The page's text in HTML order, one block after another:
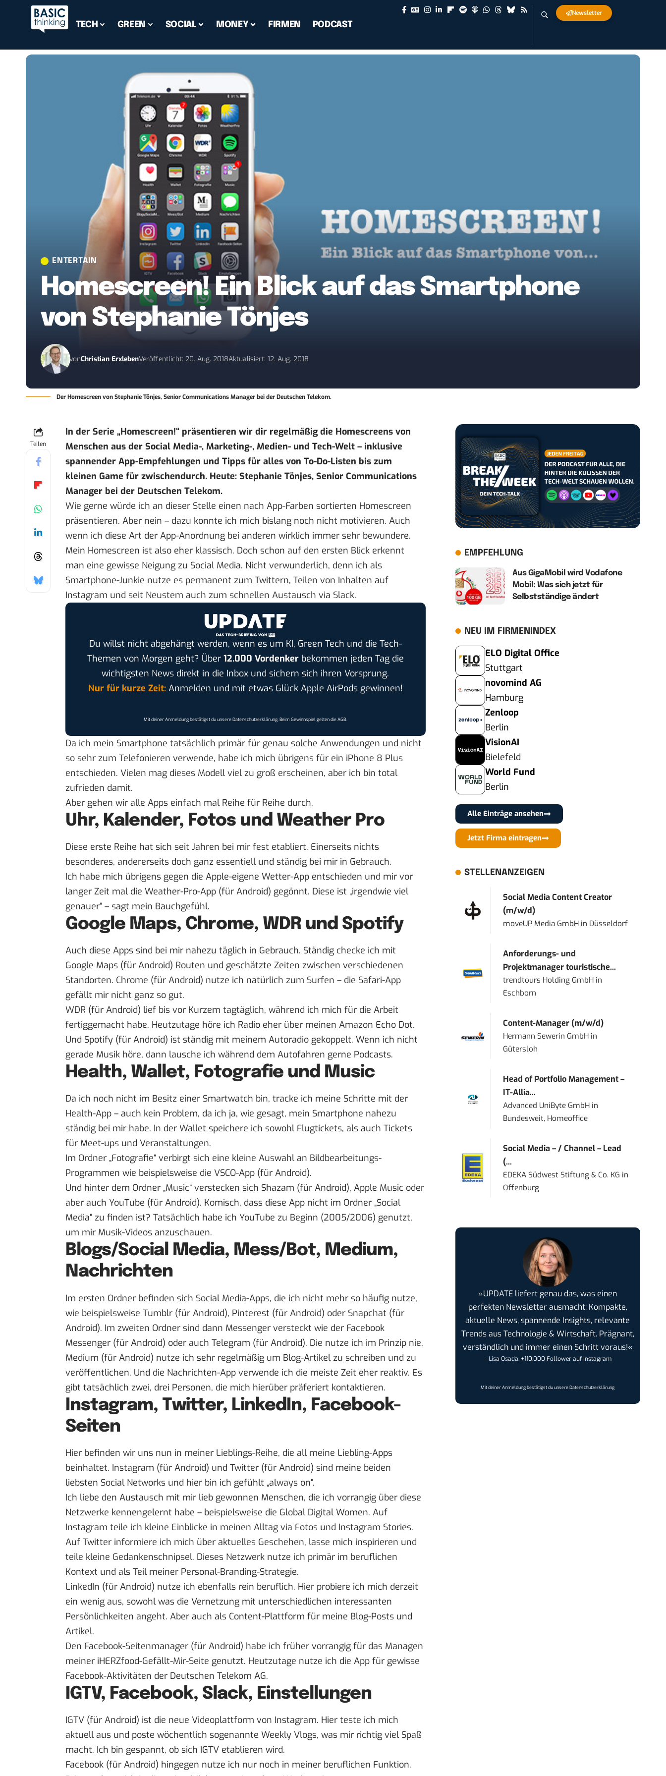
TECH GREEN SOCIAL MONEY FIRMEN PODCAST
Newsletter
ENTERTAIN
Homescreen! Ein Blick auf das Smartphone
von Stephanie Tönjes
vonChristian ErxlebenVeröffentlicht: 20. Aug. 2018Aktualisiert: 12. Aug. 2018
Der Homescreen von Stephanie Tönjes, Senior Communications Manager bei der Deutschen Telekom.
Teilen
In der Serie „Homescreen!“ präsentieren wir dir regelmäßig die Homescreens von
Menschen aus der Social Media-, Marketing-, Medien- und Tech-Welt – inklusive
spannender App-Empfehlungen und Tipps für alles von To-Do-Listen bis zum
kleinen Game für zwischendurch. Heute: Stephanie Tönjes, Senior Communications
Manager bei der Deutschen Telekom.
Wie gerne würde ich an dieser Stelle einen nach App-Farben sortierten Homescreen
präsentieren. Aber nein – dazu konnte ich mich bislang noch nicht motivieren. Auch
wenn ich diese Art der App-Anordnung bei anderen wirklich immer sehr bewundere.
Mein Homescreen ist also eher klassisch. Doch schon auf den ersten Blick erkennt
man eine gewisse Neigung zu Social Media. Nicht verwunderlich, denn ich als
Smartphone-Junkie nutze es permanent zum Twittern, Teilen von Inhalten auf
Instagram und seit Neustem auch zum schnellen Austausch via Slack.
Du willst nicht abgehängt werden, wenn es um KI, Green Tech und die Tech-
Themen von Morgen geht? Über 12.000 Vordenkerbekommen jeden Tag die
wichtigsten News direkt in die Inbox und sichern sich ihren Vorsprung.
Nur für kurze Zeit:Anmelden und mit etwas Glück Apple AirPods gewinnen!
Mit deiner Anmeldung bestätigst du unsereDatenschutzerklärung. Beim Gewinnspiel gelten dieAGB.
Da ich mein Smartphone tatsächlich primär für genau solche Anwendungen und nicht
so sehr zum Telefonieren verwende, habe ich mich übrigens für ein iPhone 8 Plus
entschieden. Vielen mag dieses Modell viel zu groß erscheinen, aber ich bin total
zufrieden damit.
Aber gehen wir alle Apps einfach mal Reihe für Reihe durch.
Uhr, Kalender, Fotos und Weather Pro
Diese erste Reihe hat sich seit Jahren bei mir fest etabliert. Einerseits nichts
besonderes, andererseits doch ganz essentiell und ständig bei mir in Gebrauch.
Ich habe mich übrigens gegen die Apple-eigene Wetter-App entschieden und mir vor
langer Zeit mal die Weather-Pro-App (für Android) gegönnt. Diese ist „irgendwie viel
genauer“ – sagt mein Bauchgefühl.
Google Maps, Chrome, WDR und Spotify
Auch diese Apps sind bei mir nahezu täglich in Gebrauch. Ständig checke ich mit
Google Maps (für Android) Routen und geschätzte Zeiten zwischen verschiedenen
Standorten. Chrome (für Android) nutze ich natürlich zum Surfen – die Safari-App
gefällt mir nicht ganz so gut.
WDR (für Android) lief bis vor Kurzem tagtäglich, während ich mich für die Arbeit
fertiggemacht habe. Heutzutage höre ich Radio eher über meinen Amazon Echo Dot.
Und Spotify (für Android) ist ständig mit meinem Autoradio gekoppelt. Wenn ich nicht
gerade Musik höre, dann lausche ich während dem Autofahren gerne Podcasts.
Health, Wallet, Fotografie und Music
Da ich noch nicht im Besitz einer Smartwatch bin, tracke ich meine Schritte mit der
Health-App – auch kein Problem, da ich ja, wie gesagt, mein Smartphone nahezu
ständig bei mir habe. In der Wallet speichere ich sowohl Flugtickets, als auch Tickets
für Meet-ups und Veranstaltungen.
Im Ordner „Fotografie“ verbirgt sich eine kleine Auswahl an Bildbearbeitungs-
Programmen wie beispielsweise die VSCO-App (für Android).
Und hinter dem Ordner „Music“ verstecken sich Shazam (für Android), Apple Music oder
aber auch YouTube (für Android). Komisch, dass diese App nicht im Ordner „Social
Media“ zu finden ist? Tatsächlich habe ich YouTube zu Beginn (2005/2006) genutzt,
um mir Musik-Videos anzuschauen.
Blogs/Social Media, Mess/Bot, Medium,
Nachrichten
Im ersten Ordner befinden sich Social Media-Apps, die ich nicht mehr so häufig nutze,
wie beispielsweise Tumblr (für Android), Pinterest (für Android) oder Snapchat (für
Android). Im zweiten Ordner sind dann Messenger versteckt wie der Facebook
Messenger (für Android) oder auch Telegram (für Android). Die nutze ich im Prinzip nie.
Medium (für Android) nutze ich sehr regelmäßig um Blog-Artikel zu schreiben und zu
veröffentlichen. Und die Nachrichten-App verwende ich die meiste Zeit eher reaktiv. Es
gibt tatsächlich zwei, drei Personen, die mich hierüber präferiert kontaktieren.
Instagram, Twitter, LinkedIn, Facebook-
Seiten
Hier befinden wir uns nun in meiner Lieblings-Reihe, die all meine Liebling-Apps
beinhaltet. Instagram (für Android) und Twitter (für Android) sind meine beiden
liebsten Social Networks und hier bin ich gefühlt „always on“.
Ich liebe den Austausch mit mir lieb gewonnen Menschen, die ich vorrangig über diese
Netzwerke kennengelernt habe – beispielsweise die Global Digital Women. Auf
Instagram teile ich kleine Einblicke in meinen Alltag via Fotos und Instagram Stories.
Auf Twitter informiere ich mich über aktuelles Geschehen, lasse mich inspirieren und
teile kleine Gedankenschnipsel. Dieses Netzwerk nutze ich primär im beruflichen
Kontext und als Teil meiner Personal-Branding-Strategie.
LinkedIn (für Android) nutze ich ebenfalls rein beruflich. Hier probiere ich mich derzeit
ein wenig aus, sowohl was die Vernetzung mit unterschiedlichen interessanten
Persönlichkeiten angeht. Aber auch als Content-Plattform für meine Blog-Posts und
Artikel.
Den Facebook-Seitenmanager (für Android) habe ich früher vorrangig für das Managen
meiner iHERZfood-Gefällt-Mir-Seite genutzt. Heutzutage nutze ich die App für gewisse
Facebook-Aktivitäten der Deutschen Telekom AG.
IGTV, Facebook, Slack, Einstellungen
IGTV (für Android) ist die neue Videoplattform von Instagram. Hier teste ich mich
aktuell aus und poste wöchentlich sogenannte Weekly Vlogs, was mir richtig viel Spaß
macht. Ich bin gespannt, ob sich IGTV etablieren wird.
Facebook (für Android) hingegen nutze ich nur noch in meiner beruflichen Funktion.
EMPFEHLUNG
Aus GigaMobil wird Vodafone
Mobil: Was sich jetzt für
Selbstständige ändert
NEU IM FIRMENINDEX
ELO Digital Office
Stuttgart
novomind AG
Hamburg
Zenloop
Berlin
VisionAI
Bielefeld
World Fund
Berlin
Alle Einträge ansehen
Jetzt Firma eintragen
STELLENANZEIGEN
Social Media Content Creator
(m/w/d)
moveUP Media GmbH in Düsseldorf
Anforderungs- und
Projektmanager touristische...
trendtours Holding GmbH in
Eschborn
Content-Manager (m/w/d)
Hermann Sewerin GmbH in
Gütersloh
Head of Portfolio Management –
IT-Allia...
Advanced UniByte GmbH in
Bundesweit, Homeoffice
Social Media – / Channel – Lead
(...
EDEKA Südwest Stiftung & Co. KG in
Offenburg
»UPDATE liefert genau das, was einen
perfekten Newsletter ausmacht: Kompakte,
aktuelle News, spannende Insights, relevante
Trends aus Technologie & Wirtschaft. Prägnant,
verständlich und immer einen Schritt voraus!«
– Lisa Osada, +110.000 Follower auf Instagram
Mit deiner Anmeldung bestätigst du unsereDatenschutzerklärung